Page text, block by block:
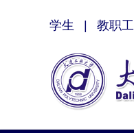
学生 教职工